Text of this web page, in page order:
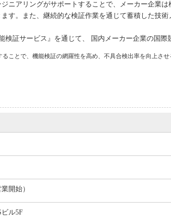
ニアリングがサポートすることで、メーカー企業
す。また、継続的な検証作業を通じて蓄積した技
証サービス』を通じて、 国内メーカー企業の国際
ことで、機能検証の網羅性を高め、不具合検出率を向上させ
開始）
ル5F